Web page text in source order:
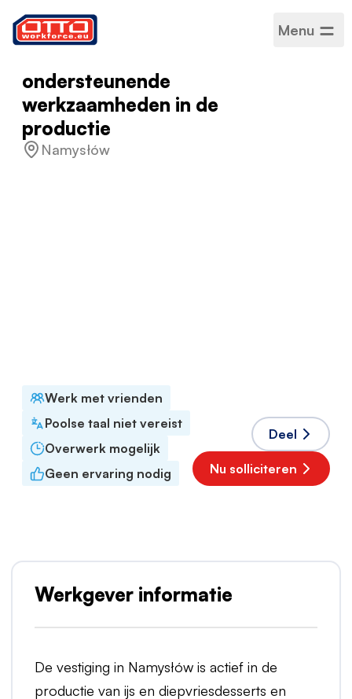
Menu
ondersteunende
werkzaamheden in de
productie
Namysłów
Werk met vrienden
Poolse taal niet vereist
Overwerk mogelijk
Geen ervaring nodig
Deel
Nu solliciteren
Werkgever informatie
De vestiging in Namysłów is actief in de
productie van ijs en diepvriesdesserts en